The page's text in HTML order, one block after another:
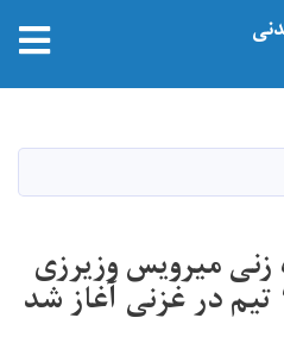
content
زنی میرویس وزیرزی